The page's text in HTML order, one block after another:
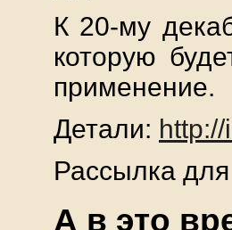
К 20-му
которую
применение.
Детали:
Рассылка
А в это